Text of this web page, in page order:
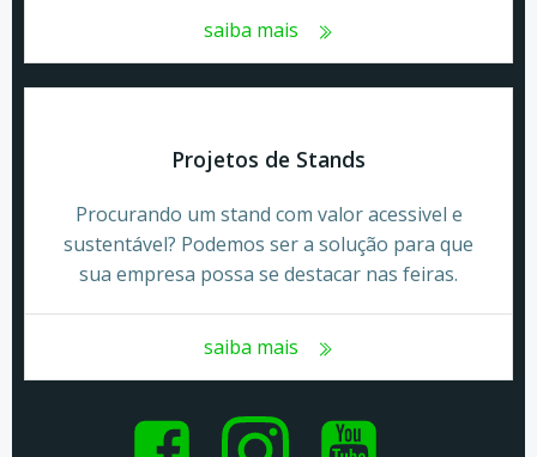
saiba mais
Projetos de Stands
Procurando um stand com valor acessivel e
sustentável? Podemos ser a solução para que
sua empresa possa se destacar nas feiras.
saiba mais